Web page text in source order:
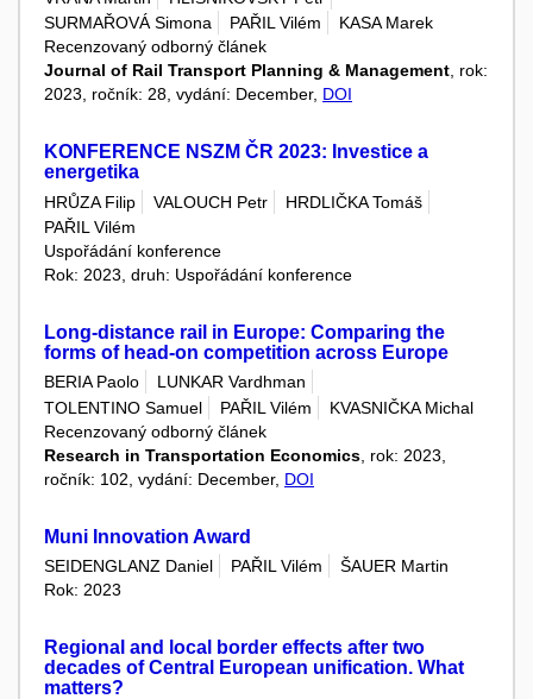
SURMAŘOVÁ Simona
PAŘIL Vilém
KASA Marek
Recenzovaný odborný článek
Journal of Rail Transport Planning & Management, rok:
2023, ročník: 28, vydání: December, DOI
KONFERENCE NSZM ČR 2023: Investice a
energetika
HRŮZA Filip VALOUCH Petr
HRDLIČKA Tomáš
PAŘIL Vilém
Uspořádání konference
Rok: 2023, druh: Uspořádání konference
Long-distance rail in Europe: Comparing the
forms of head-on competition across Europe
BERIA Paolo
LUNKAR Vardhman
TOLENTINO Samuel
PAŘIL Vilém
KVASNIČKA Michal
Recenzovaný odborný článek
Research in Transportation Economics , rok: 2023,
ročník: 102, vydání: December, DOI
Muni Innovation Award
SEIDENGLANZ Daniel PAŘIL Vilém
ŠAUER Martin
Rok: 2023
Regional and local border effects after two
decades of Central European unification. What
matters?